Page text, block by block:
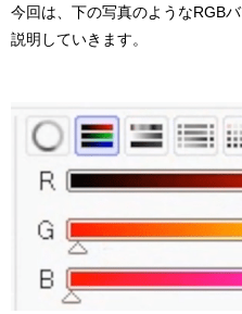
今回は、下の写真のようなRGB
説明していきます。